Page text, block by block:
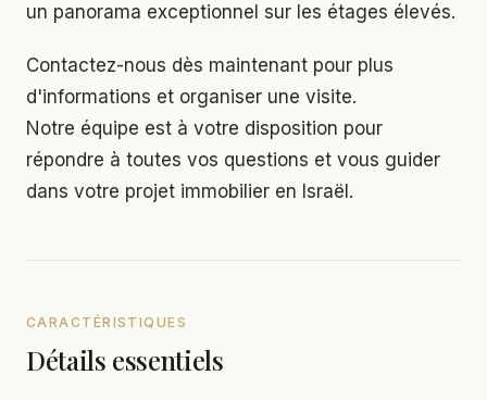
un panorama exceptionnel sur les étages élevés.
Contactez-nous dès maintenant pour plus
d'informations et organiser une visite.
Notre équipe est à votre disposition pour
répondre à toutes vos questions et vous guider
dans votre projet immobilier en Israël.
CARACTÉRISTIQUES
Détails essentiels